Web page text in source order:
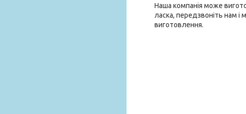
Наша компанія може
ласка, передзвоніть нам і
виготовлення.